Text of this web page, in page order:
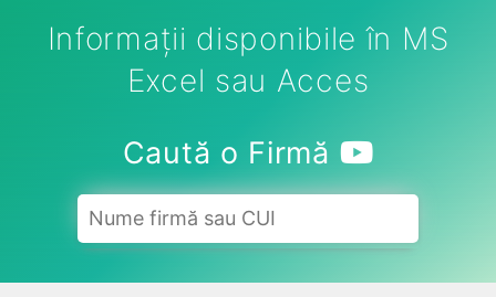
Informații disponibile în MS
Excel sau Acces
Caută o Firmă